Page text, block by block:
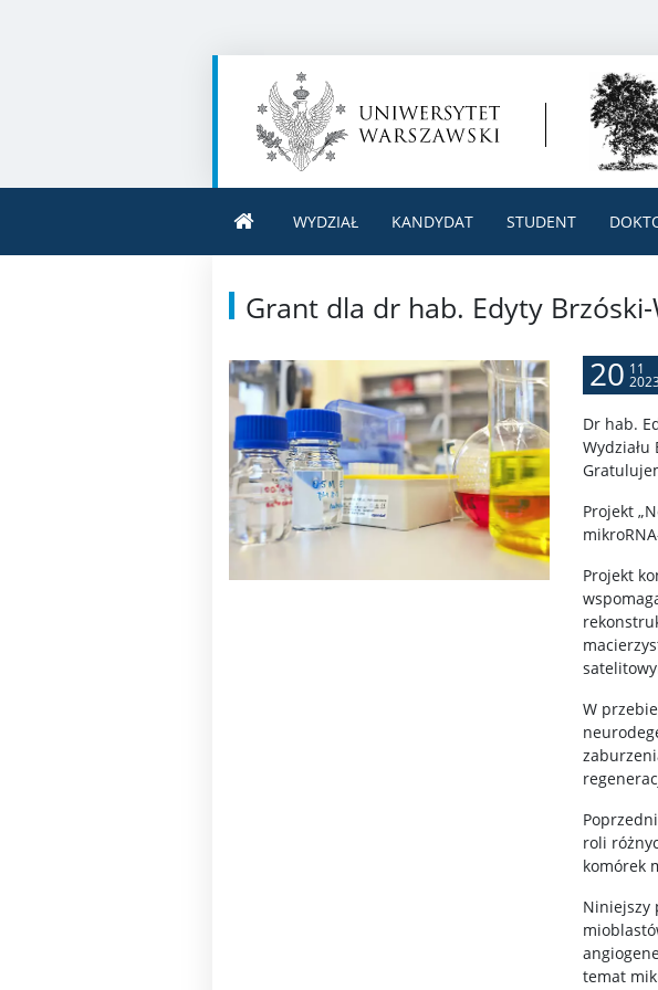
WYDZIAŁ KANDYDAT STUDENT
Grant dla dr hab. Edyty
20 11
Dr hab.
Projekt
Projekt
W
roli
komórek
Niniejszy
temat